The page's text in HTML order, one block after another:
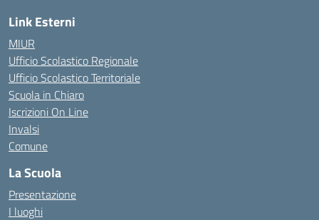
Link Esterni
MIUR
Ufficio Scolastico Regionale
Ufficio Scolastico Territoriale
Scuola in Chiaro
Iscrizioni On Line
Invalsi
Comune
La Scuola
Presentazione
I luoghi